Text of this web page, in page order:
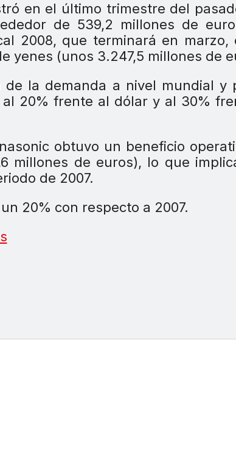
en el último trimestre del
de 539,2 millones de
2008, que terminará en marzo,
yenes (unos 3.247,5 millones de
la demanda a nivel mundial y
20% frente al dólar y al 30%
obtuvo un beneficio
millones de euros), lo que
de 2007.
20% con respecto a 2007.